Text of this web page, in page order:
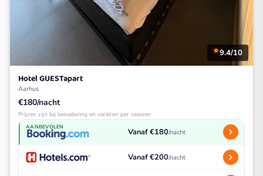
9.4/10
Hotel GUESTapart
Aarhus
€180/nacht
Prijzen zijn bij benadering en variëren per seizoen
AANBEVOLEN Vanaf €180/nacht
Vanaf €200/nacht